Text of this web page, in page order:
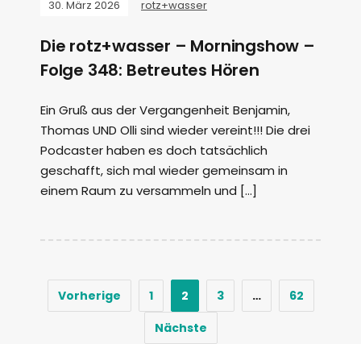
30. März 2026 rotz+wasser
Die rotz+wasser – Morningshow –
Folge 348: Betreutes Hören
Ein Gruß aus der Vergangenheit Benjamin,
Thomas UND Olli sind wieder vereint!!! Die drei
Podcaster haben es doch tatsächlich
geschafft, sich mal wieder gemeinsam in
einem Raum zu versammeln und […]
Vorherige 1 2 3 …
62
Nächste